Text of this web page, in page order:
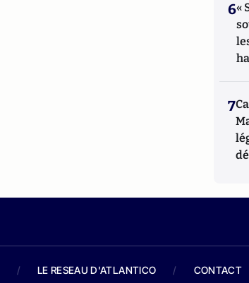
6«
7
/ LE RESEAU D'ATLANTICO / CONTACT